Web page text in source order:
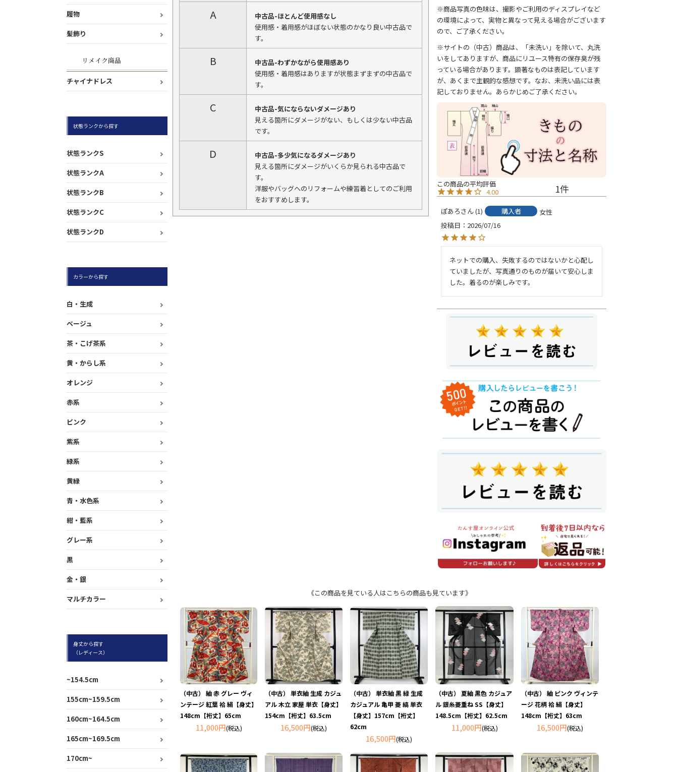
履物
髪飾り
リメイク商品
チャイナドレス
状態ランクから探す
状態ランクS
状態ランクA
状態ランクB
状態ランクC
状態ランクD
カラーから探す
白・生成
ベージュ
茶・こげ茶系
黄・からし系
オレンジ
赤系
ピンク
紫系
緑系
黄緑
青・水色系
紺・藍系
グレー系
黒
金・銀
マルチカラー
身丈から探す
（レディース）
~154.5cm
155cm~159.5cm
160cm~164.5cm
165cm~169.5cm
170cm~
A
中古品-ほとんど使用感なし
使用感・着用感がほぼない状態のかなり良い中古品で
す。
B
中古品-わずかながら使用感あり
使用感・着用感はありますが状態まずまずの中古品で
す。
C
中古品-気にならないダメージあり
見える箇所にダメージがない、もしくは少ない中古品
です。
D
中古品-多少気になるダメージあり
見える箇所にダメージがいくらか見られる中古品で
す。
洋服やバッグへのリフォームや練習着としてのご利用
をおすすめします。
※商品写真の色味は、撮影やご利用のディスプレイなど
の環境によって、実物と異なって見える場合がございます
ので、ご了承ください。
※サイトの（中古）商品は、「未洗い」を除いて、丸洗
いをしてありますが、商品にリユース特有の保存臭が残
っている場合があります。顕著なものは表記しています
が、あくまで主観的な感想です。なお、未洗い品には表
記しておりません。あらかじめご了承ください。
4.00 1
ぽあろ 1 購入者
女性
投稿日
2026/07/16
ネットでの購入、失敗するのではないかと心配し
ていましたが、写真通りのものが届いて安心しま
した。着るのが楽しみです。
《この商品を見ている人はこちらの商品も見ています》
（中古） 紬 赤 グレー ヴィ
ンテージ 紅葉 袷 絹【身丈】
148cm【裄丈】65cm
11,000円(税込)
（中古） 単衣紬 生成 カジュ
アル 木立 家屋 単衣【身丈】
154cm【裄丈】63.5cm
16,500円(税込)
（中古） 単衣紬 黒 緑 生成
カジュアル 亀甲 菱 縞 単衣
【身丈】157cm【裄丈】
62cm
16,500円(税込)
（中古） 夏紬 黒色 カジュア
ル 銀糸菱重ね SS【身丈】
148.5cm【裄丈】62.5cm
11,000円(税込)
（中古） 紬 ピンク ヴィンテ
ージ 花柄 袷 絹【身丈】
148cm【裄丈】63cm
16,500円(税込)